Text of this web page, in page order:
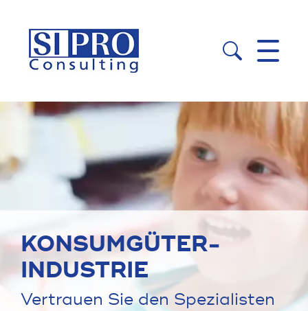
 
KONSUM­GÜTER­
INDUSTRIE
Vertrauen Sie den Spezialisten